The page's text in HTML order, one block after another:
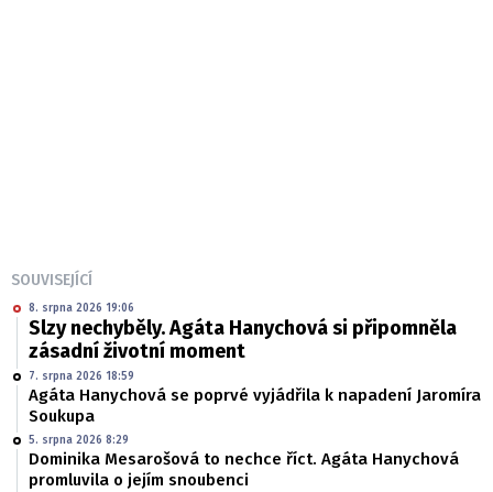
SOUVISEJÍCÍ
8. srpna 2026 19:06
Slzy nechyběly. Agáta Hanychová si připomněla
zásadní životní moment
7. srpna 2026 18:59
Agáta Hanychová se poprvé vyjádřila k napadení Jaromíra
Soukupa
5. srpna 2026 8:29
Dominika Mesarošová to nechce říct. Agáta Hanychová
promluvila o jejím snoubenci